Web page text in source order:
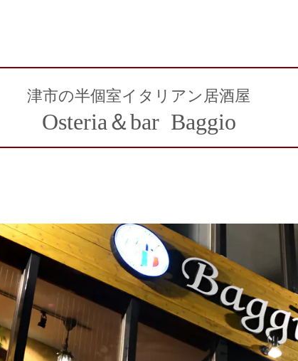
津市の半個室イタリアン居酒屋
Osteria＆bar Baggio